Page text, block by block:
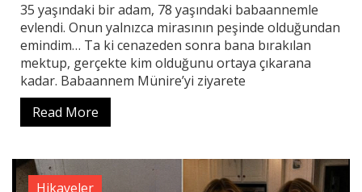
35 yaşındaki bir adam, 78 yaşındaki babaannemle
evlendi. Onun yalnızca mirasının peşinde olduğundan
emindim… Ta ki cenazeden sonra bana bırakılan
mektup, gerçekte kim olduğunu ortaya çıkarana
kadar. Babaannem Münire’yi ziyarete
Read More
Hikayeler